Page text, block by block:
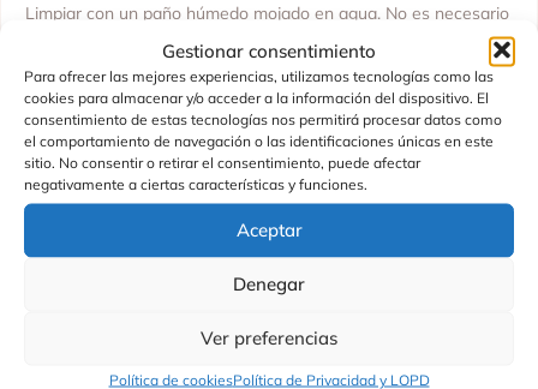
Gestionar consentimiento
Para ofrecer las mejores experiencias, utilizamos tecnologías como las
cookies para almacenar y/o acceder a la información del dispositivo. El
consentimiento de estas tecnologías nos permitirá procesar datos como
el comportamiento de navegación o las identificaciones únicas en este
sitio. No consentir o retirar el consentimiento, puede afectar
negativamente a ciertas características y funciones.
Aceptar
Denegar
Ver preferencias
Política de cookiesPolítica de Privacidad y LOPD
Limpiar con un paño húmedo mojado en agua. No es necesario
lavarlo a máquina, lo que ayuda a conservar su textura y forma
Un peluche encantador, ecológico y realista, perfecto para
abrazar, jugar y coleccionar.
Productos Relacionados